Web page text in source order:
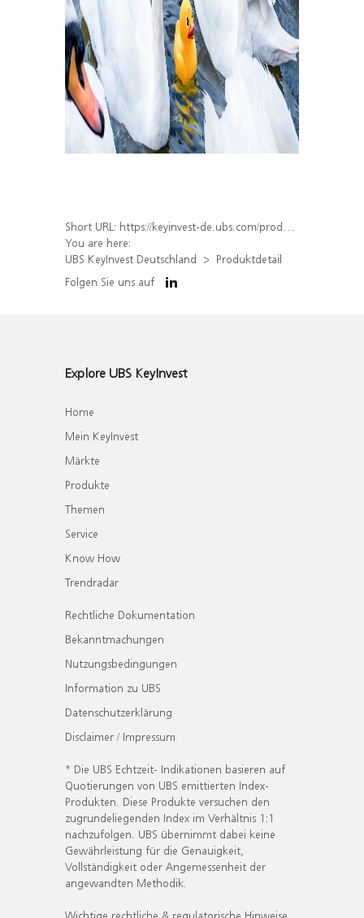
Short URL: https://keyinvest-de.ubs.com/produkt/detail/index/isin/DE000WA7DX59
You are here:
UBS KeyInvest Deutschland
Produktdetail
Folgen Sie uns auf
Explore UBS KeyInvest
Home
Mein KeyInvest
Märkte
Produkte
Themen
Service
Know How
Trendradar
Rechtliche Dokumentation
Bekanntmachungen
Nutzungsbedingungen
Information zu UBS
Datenschutzerklärung
Disclaimer / Impressum
* Die UBS Echtzeit- Indikationen basieren auf
Quotierungen von UBS emittierten Index-
Produkten. Diese Produkte versuchen den
zugrundeliegenden Index im Verhältnis 1:1
nachzufolgen. UBS übernimmt dabei keine
Gewährleistung für die Genauigkeit,
Vollständigkeit oder Angemessenheit der
angewandten Methodik.